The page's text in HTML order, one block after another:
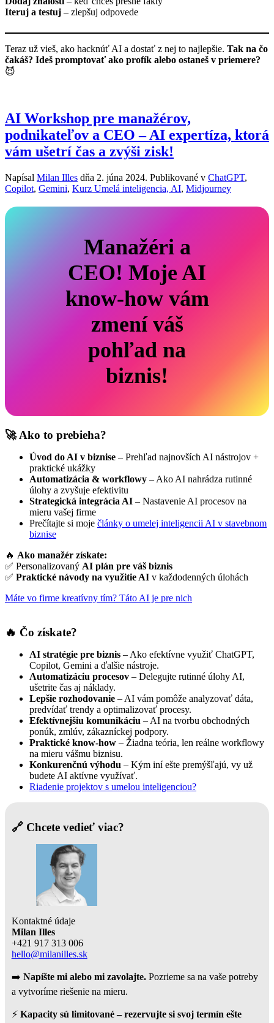
Iteruj a testuj – zlepšuj odpovede
Teraz už vieš, ako hacknúť AI a dostať z nej to najlepšie. Tak na čo
čakáš? Ideš promptovať ako profík alebo ostaneš v priemere?
😈
AI Workshop pre manažérov,
podnikateľov a CEO – AI expertíza, ktorá
vám ušetrí čas a zvýši zisk!
Napísal Milan Illes dňa 2. júna 2024. Publikované v ChatGPT,
Copilot, Gemini, Kurz Umelá inteligencia, AI, Midjourney
Manažéri a
CEO! Moje AI
know-how vám
zmení váš
pohľad na
biznis!
🚀Ako to prebieha?
Úvod do AI v biznise – Prehľad najnovších AI nástrojov +
praktické ukážky
Automatizácia & workflowy – Ako AI nahrádza rutinné
úlohy a zvyšuje efektivitu
Strategická integrácia AI – Nastavenie AI procesov na
mieru vašej firme
Prečítajte si moje články o umelej inteligencii AI v stavebnom
biznise
🔥 Ako manažér získate:
✅ Personalizovaný AI plán pre váš biznis
✅ Praktické návody na využitie AI v každodenných úlohách
Máte vo firme kreatívny tím? Táto AI je pre nich
🔥 Čo získate?
AI stratégie pre biznis – Ako efektívne využiť ChatGPT,
Copilot, Gemini a ďalšie nástroje.
Automatizáciu procesov – Delegujte rutinné úlohy AI,
ušetrite čas aj náklady.
Lepšie rozhodovanie – AI vám pomôže analyzovať dáta,
predvídať trendy a optimalizovať procesy.
Efektívnejšiu komunikáciu – AI na tvorbu obchodných
ponúk, zmlúv, zákazníckej podpory.
Praktické know-how – Žiadna teória, len reálne workflowy
na mieru vášmu biznisu.
Konkurenčnú výhodu – Kým iní ešte premýšľajú, vy už
budete AI aktívne využívať.
Riadenie projektov s umelou inteligenciou?
🔗 Chcete vedieť viac?
Kontaktné údaje
Milan Illes
+421 917 313 006
hello@milanilles.sk
➡️ Napíšte mi alebo mi zavolajte.Pozrieme sa na vaše potreby
a vytvoríme riešenie na mieru.
⚡ Kapacity sú limitované – rezervujte si svoj termín ešte